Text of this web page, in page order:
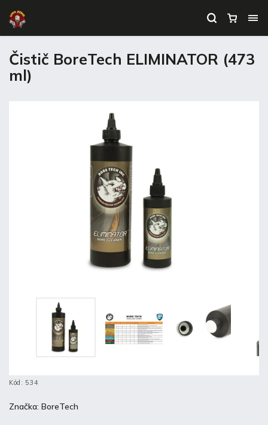
Čistič BoreTech ELIMINATOR (473
ml)
Kód: 534
Značka: BoreTech